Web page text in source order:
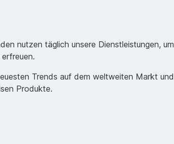
nutzen täglich unsere Dienstleistungen,
Trends auf dem weltweiten Markt
Produkte.